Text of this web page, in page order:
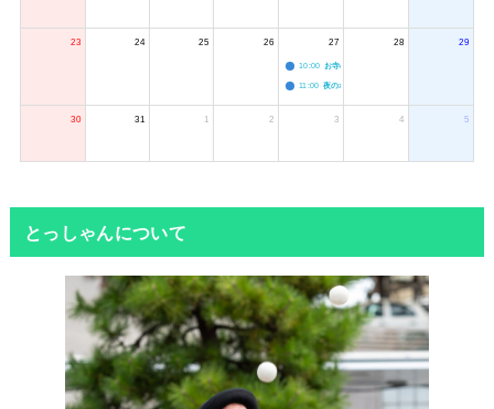
23 24 25 26 27
10:00 お寺のジャグリング教室
11:00 夜のボードゲーム会
28 29
30 31 1 2 3 4 5
とっしゃんについて